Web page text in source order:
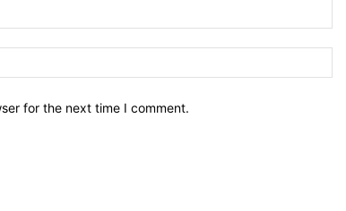
for the next time I comment.